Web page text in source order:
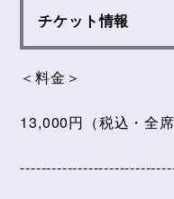
チケット情報
＜料金＞
13,000円（税込・全